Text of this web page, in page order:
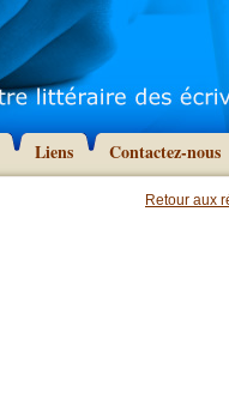
Liens Contactez-nous
Retour aux